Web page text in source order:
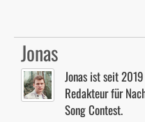
Jonas
Jonas ist seit
Redakteur für
Song Contest.